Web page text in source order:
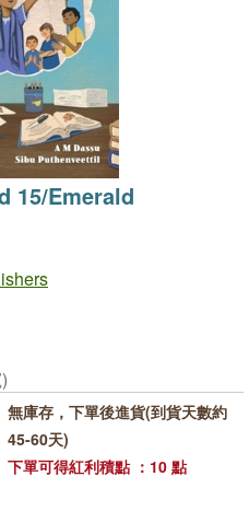
15/Emerald
無庫存，下單後進貨(到貨天數約
45-60天)
下單可得紅利積點 ：10 點